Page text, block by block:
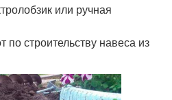
или ручная
строительству навеса из